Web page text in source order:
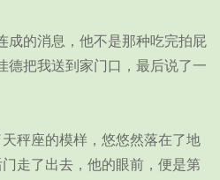
的消息，他不是那种吃完拍屁
德把我送到家门口，最后说了一
座的模样，悠悠然落在了地
走了出去，他的眼前，便是第